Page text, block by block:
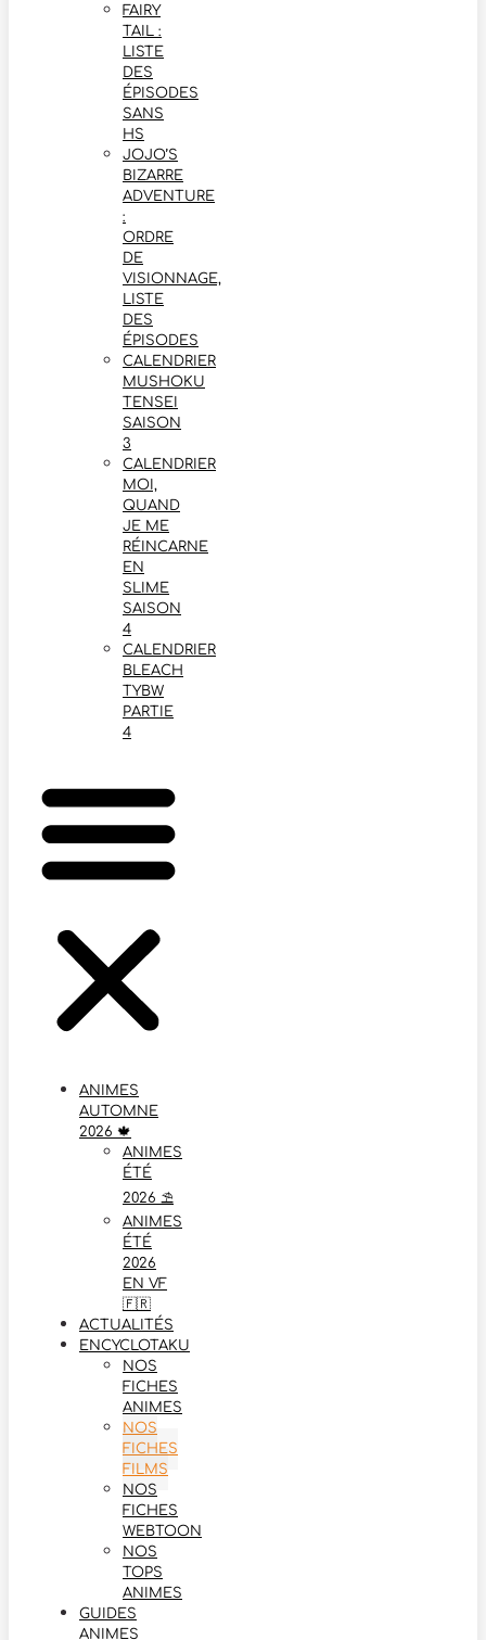
FAIRY
TAIL :
LISTE
DES
ÉPISODES
SANS
HS
JOJO’S
BIZARRE
ADVENTURE
:
ORDRE
DE
VISIONNAGE,
LISTE
DES
ÉPISODES
CALENDRIER
MUSHOKU
TENSEI
SAISON
3
CALENDRIER
MOI,
QUAND
JE ME
RÉINCARNE
EN
SLIME
SAISON
4
CALENDRIER
BLEACH
TYBW
PARTIE
4
ANIMES
AUTOMNE
2026 🍁
ANIMES
ÉTÉ
2026 ⛱️
ANIMES
ÉTÉ
2026
EN VF
🇫🇷
ACTUALITÉS
ENCYCLOTAKU
NOS
FICHES
ANIMES
NOS
FICHES
FILMS
NOS
FICHES
WEBTOON
NOS
TOPS
ANIMES
GUIDES
ANIMES